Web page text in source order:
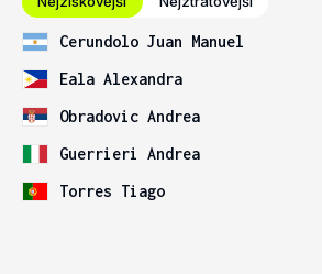
Cerundolo Juan Manuel
Eala Alexandra
Obradovic Andrea
Guerrieri Andrea
Torres Tiago